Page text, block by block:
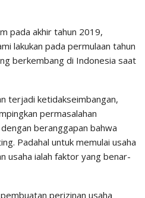
pada akhir tahun 2019,
lakukan pada permulaan tahun
berkembang di Indonesia saat
terjadi ketidakseimbangan,
permasalahan
beranggapan bahwa
Padahal untuk memulai usaha
usaha ialah faktor yang benar-
perizinan usaha